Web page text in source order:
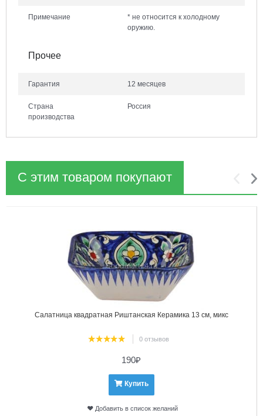
Примечание
* не относится к холодному
оружию.
Прочее
Гарантия 12 месяцев
Страна
производства
Россия
С этим товаром покупают
Салатница квадратная Риштанская Керамика 13 см, микс
0 отзывов
190₽
Купить
Добавить в список желаний